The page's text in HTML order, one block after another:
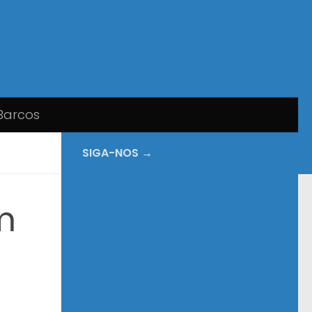
SIGA-NOS →